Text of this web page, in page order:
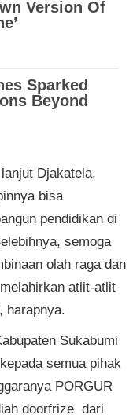
Djakatela,
bisa
pendidikan di
semoga
olah raga dan
atlit-atlit
harapnya.
Sukabumi
semua pihak
PORGUR
doorfrize dari